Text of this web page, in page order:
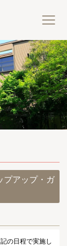
熊
プアップ・ガ
の日程で実施し